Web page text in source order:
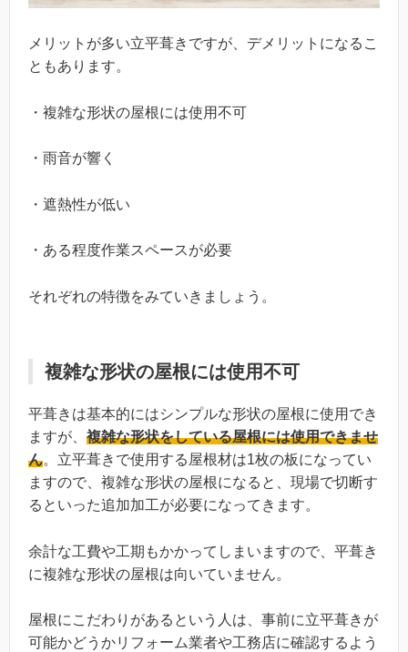
メリットが多い立平葺きですが、デメリットになるこ
ともあります。
・複雑な形状の屋根には使用不可
・雨音が響く
・遮熱性が低い
・ある程度作業スペースが必要
それぞれの特徴をみていきましょう。
複雑な形状の屋根には使用不可
平葺きは基本的にはシンプルな形状の屋根に使用でき
ますが、 複雑な形状をしている屋根には使用できませ
ん。立平葺きで使用する屋根材は1枚の板になってい
ますので、複雑な形状の屋根になると、現場で切断す
るといった追加加工が必要になってきます。
余計な工費や工期もかかってしまいますので、平葺き
に複雑な形状の屋根は向いていません。
屋根にこだわりがあるという人は、事前に立平葺きが
可能かどうかリフォーム業者や工務店に確認するよう